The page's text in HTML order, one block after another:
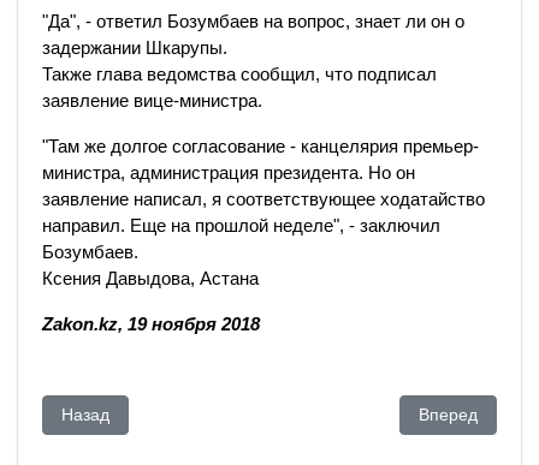
"Да", - ответил Бозумбаев на вопрос, знает ли он о
задержании Шкарупы.
Также глава ведомства сообщил, что подписал
заявление вице-министра.
"Там же долгое согласование - канцелярия премьер-
министра, администрация президента. Но он
заявление написал, я соответствующее ходатайство
направил. Еще на прошлой неделе", - заключил
Бозумбаев.
Ксения Давыдова, Астана
Zakon.kz, 19 ноября 2018
Предыдущий: Четырём фигурантам «Панамского досье»
Назад Следующий:
Вперед